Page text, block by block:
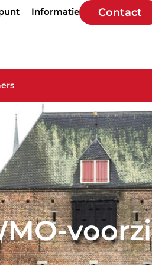
Informatie Contact